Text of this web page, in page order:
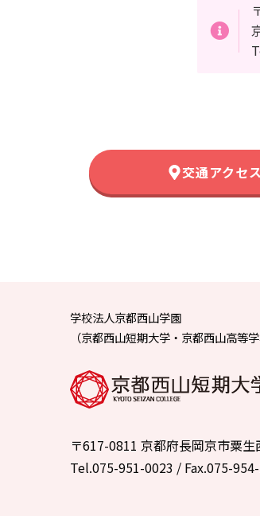
交通アクセス
学校法人京都西山学園
（京都西山短期大学・京都西山高等
〒617-0811 京都府長岡京市粟生
Tel.075-951-0023 / Fax.075-